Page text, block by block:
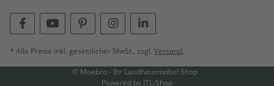
* Alle Preise inkl. gesetzlicher MwSt., zzgl. Versand,
© Moebro - Ihr Landhausmöbel Shop
Powered by JTL-Shop